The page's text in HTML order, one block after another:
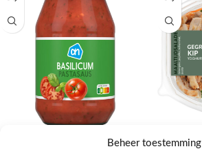
Beheer toestemming